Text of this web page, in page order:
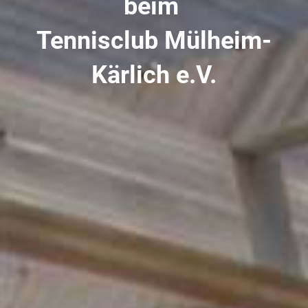
beim
Tennisclub Mülheim-
Kärlich e.V.